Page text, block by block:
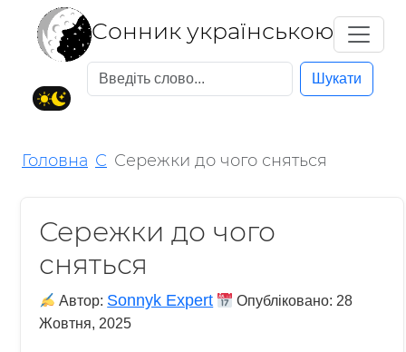
Cонник українською
Шукати
Головна С Сережки до чого сняться
Сережки до чого
сняться
Автор: Sonnyk Expert Опубліковано: 28
Жовтня, 2025